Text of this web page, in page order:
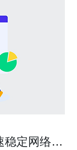
稳定网络的